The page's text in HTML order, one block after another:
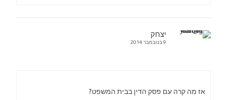
יצחק
9 בנובמבר 2014
אז מה קרה עם פסק הדין בבית המשפט?